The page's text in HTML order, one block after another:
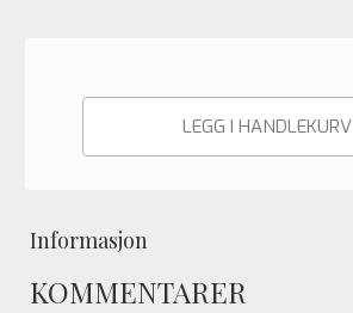
LEGG I HANDLEKURV
Informasjon
KOMMENTARER